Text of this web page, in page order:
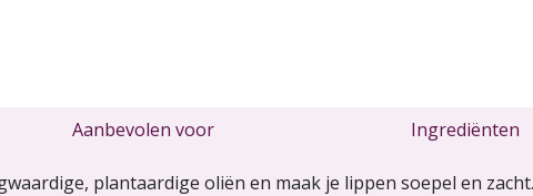
Aanbevolen voor Ingrediënten
plantaardige oliën en maak je lippen soepel en zacht.